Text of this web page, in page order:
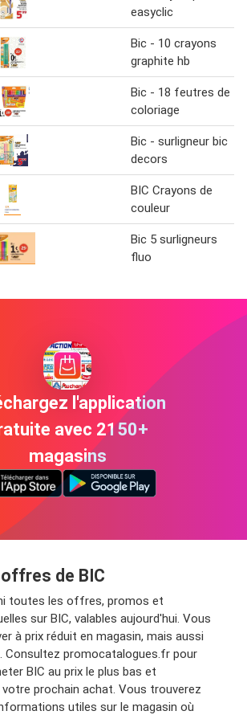
easyclic
Bic - 10 crayons
graphite hb
Bic - 18 feutres de
coloriage
Bic - surligneur bic
decors
BIC Crayons de
couleur
Bic 5 surligneurs
fluo
l'application
avec 2150+
magasins
de BIC
toutes les offres, promos et
sur BIC, valables aujourd'hui. Vous
à prix réduit en magasin, mais aussi
Consultez promocatalogues.fr pour
BIC au prix le plus bas et
prochain achat. Vous trouverez
utiles sur le magasin où